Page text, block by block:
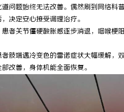
问题始终无法改善。偶然刷到网络
决定安心接受调理治疗。
者关节僵硬酸胀感逐步消退，咽喉
肢端遇冷变色的雷诺症状大幅缓解
改善，身体机能全面恢复。